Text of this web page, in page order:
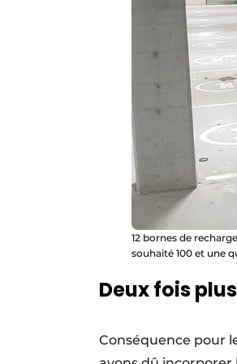
12 bornes de
souhaité 100 et une
Deux fois
Conséquence pour